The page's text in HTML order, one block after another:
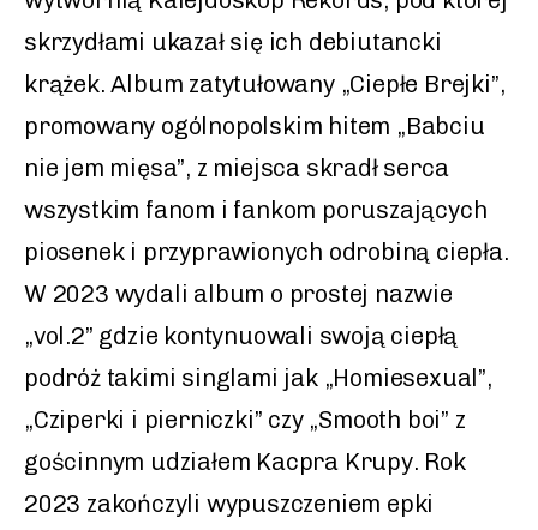
skrzydłami ukazał się ich debiutancki
krążek. Album zatytułowany „Ciepłe Brejki”,
promowany ogólnopolskim hitem „Babciu
nie jem mięsa”, z miejsca skradł serca
wszystkim fanom i fankom poruszających
piosenek i przyprawionych odrobiną ciepła.
W 2023 wydali album o prostej nazwie
„vol.2” gdzie kontynuowali swoją ciepłą
podróż takimi singlami jak „Homiesexual”,
„Cziperki i pierniczki” czy „Smooth boi” z
gościnnym udziałem Kacpra Krupy. Rok
2023 zakończyli wypuszczeniem epki